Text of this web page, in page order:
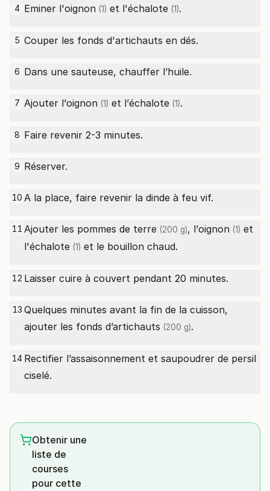
4 Eminer l'oignon (1) et l'échalote (1).
5 Couper les fonds d'artichauts en dés.
6 Dans une sauteuse, chauffer l’huile.
7 Ajouter l’oignon (1) et l’échalote (1).
8 Faire revenir 2-3 minutes.
9 Réserver.
10 A la place, faire revenir la dinde à feu vif.
11 Ajouter les pommes de terre (200 g), l’oignon (1) et
l'échalote (1) et le bouillon chaud.
12 Laisser cuire à couvert pendant 20 minutes.
13 Quelques minutes avant la fin de la cuisson,
ajouter les fonds d’artichauts (200 g).
14 Rectifier l’assaisonnement et saupoudrer de persil
ciselé.
Obtenir une
liste de
courses
pour cette